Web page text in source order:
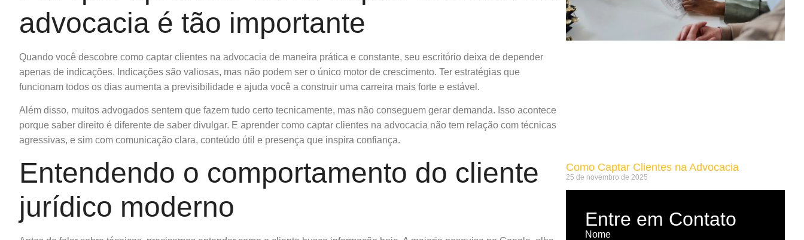
Como Captar Clientes na Advocacia​
25 de novembro de 2025
Entre em Contato
Nome
advocacia é tão importante
Quando você descobre como captar clientes na advocacia de maneira prática e constante, seu escritório deixa de depender
apenas de indicações. Indicações são valiosas, mas não podem ser o único motor de crescimento. Ter estratégias que
funcionam todos os dias aumenta a previsibilidade e ajuda você a construir uma carreira mais forte e estável.
Além disso, muitos advogados sentem que fazem tudo certo tecnicamente, mas não conseguem gerar demanda. Isso acontece
porque saber direito é diferente de saber divulgar. E aprender como captar clientes na advocacia não tem relação com técnicas
agressivas, e sim com comunicação clara, conteúdo útil e presença que inspira confiança.
Entendendo o comportamento do cliente
jurídico moderno